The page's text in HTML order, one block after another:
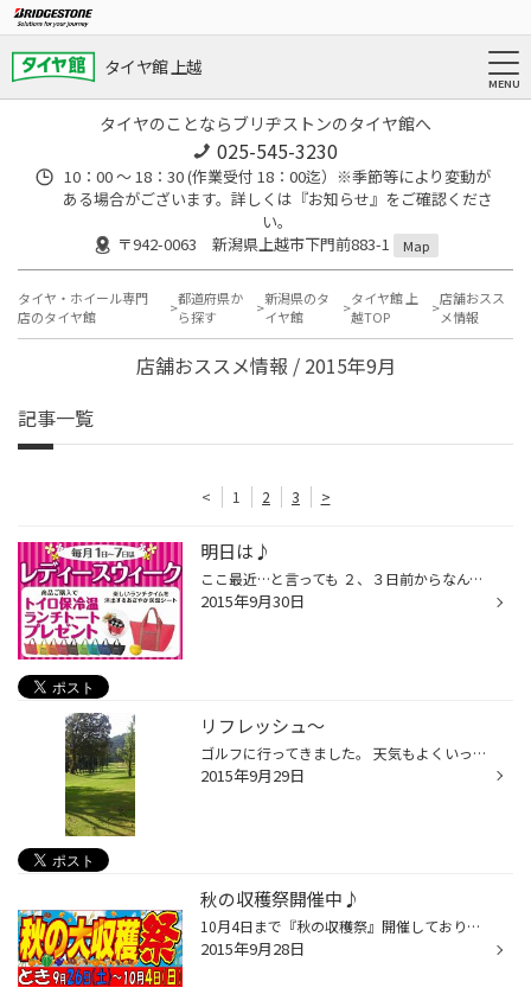
タイヤ館 上越
タイヤのことならブリヂストンのタイヤ館へ
025-545-3230
10：00 ～ 18：30 (作業受付 18：00迄）※季節等により変動が
ある場合がございます。詳しくは『お知らせ』をご確認くださ
い。
〒942-0063 新潟県上越市下門前883-1
Map
タイヤ・ホイール専門
店のタイヤ館
都道府県か
ら探す
新潟県のタ
イヤ館
タイヤ館 上
越TOP
店舗おスス
メ情報
店舗おススメ情報 / 2015年9月
記事一覧
< 1 2 3 >
明日は♪
ここ最近…と言っても ２、３日前からなんですが… 食べ過ぎてお腹がヤバめの古瀬デス☆ 食欲の秋ですからね～ 何でもおいしく食べちゃいます♪ プリンとか目の前で食べられた日には そりゃ買って帰りますよ～。 恐ろしい季節です(笑) さて、明日から１週間、 『レディースウィーク』開催です(*^∀^*)/ ...
2015年9月30日
リフレッシュ～
ゴルフに行ってきました。 天気もよくいっさい言い訳のできないほどの コンディション!! 今年、二回目のコースで ナカナカ上達はしませんが楽しめました～!! プレイ中は集中しすぎの為 風景画しか撮れませんでした～ 年内もう一回いければ… もう少しスコアを… ちなみに140…でした……
2015年9月29日
秋の収穫祭開催中♪
10月4日まで『秋の収穫祭』開催しております。 スタッドレスから夏タイヤまでお買い得商品が 目白押し！！ スタッドレスタイヤの準備は、早いがお得です。 冬が心配と思う方は、当店でスタッドレス点検は いかがですか？？ 高度計やデプスゲージ、そしてマイクロスコープで 皆さんのタイヤを隅々ま...
2015年9月28日